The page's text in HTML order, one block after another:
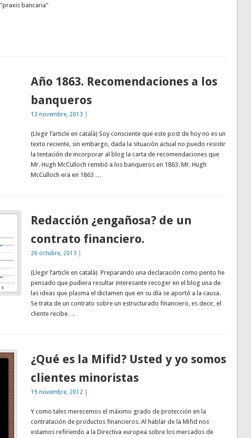
bancaria"
Año 1863. Recomendaciones a los
banqueros
13 novembre, 2013
(Llegir l’article en català) Soy consciente que este post de hoy no es un
texto reciente, sin embargo, dada la situación actual no puedo resistir
la tentación de incorporar al blog la carta de recomendaciones que
Mr. Hugh McCulloch remitió a los banqueros en 1863. Mr. Hugh
McCulloch era en 1863 …
Redacción ¿engañosa? de un
contrato financiero.
26 octubre, 2013
(Llegir l’article en català) Preparando una declaración como perito he
pensado que pudiera resultar interesante recoger en el blog una de
las ideas que plasma el dictamen que en su día se aportó a la causa.
Se trata de un contrato sobre un estructurado financiero, es decir, el
cliente recibe …
¿Qué es la Mifid? Usted y yo somos
clientes minoristas
19 novembre, 2012
Y como tales merecemos el máximo grado de protección en la
contratación de productos financieros. Al hablar de la Mifid nos
estamos refiriendo a la Directiva europea sobre los mercados de